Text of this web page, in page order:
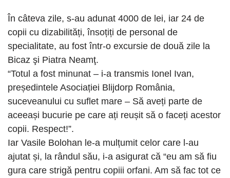
În câteva zile, s-au adunat 4000 de lei, iar 24 de
copii cu dizabilități, însoțiți de personal de
specialitate, au fost într-o excursie de două zile la
Bicaz şi Piatra Neamţ.
“Totul a fost minunat – i-a transmis Ionel Ivan,
președintele Asociației Blijdorp România,
suceveanului cu suflet mare – Să aveți parte de
aceeași bucurie pe care ați reușit să o faceți acestor
copii. Respect!”.
Iar Vasile Bolohan le-a mulțumit celor care l-au
ajutat și, la rândul său, i-a asigurat că “eu am să fiu
gura care strigă pentru copiii orfani. Am să fac tot ce